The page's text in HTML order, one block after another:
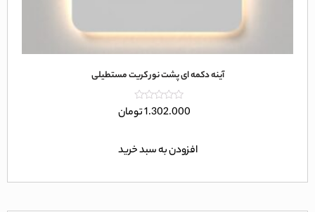
آینه دکمه ای پشت نور کریت مستطیلی
امتیاز
0
1.302.000تومان
افزودن به سبد خرید